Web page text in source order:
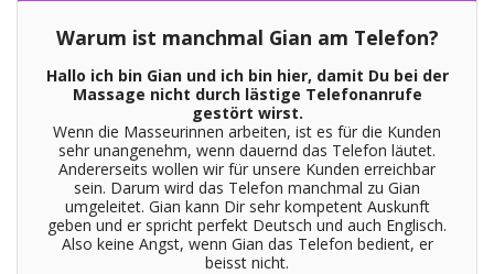
Warum ist manchmal Gian am Telefon?
Hallo ich bin Gian und ich bin hier, damit Du bei der
Massage nicht durch lästige Telefonanrufe
gestört wirst.
Wenn die Masseurinnen arbeiten, ist es für die Kunden
sehr unangenehm, wenn dauernd das Telefon läutet.
Andererseits wollen wir für unsere Kunden erreichbar
sein. Darum wird das Telefon manchmal zu Gian
umgeleitet. Gian kann Dir sehr kompetent Auskunft
geben und er spricht perfekt Deutsch und auch Englisch.
Also keine Angst, wenn Gian das Telefon bedient, er
beisst nicht.